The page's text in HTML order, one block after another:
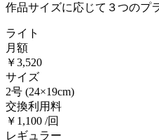
作品サイズに応じて３つのプ
ライト
月額
￥3,520
サイズ
2号 (24×19cm)
交換利用料
￥1,100 /回
レギュラー